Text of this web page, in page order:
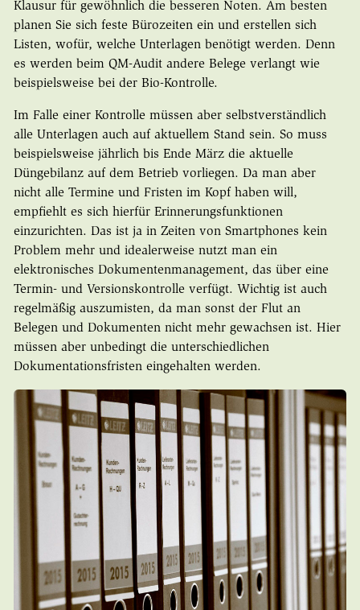
Klausur für gewöhnlich die besseren Noten. Am besten
planen Sie sich feste Bürozeiten ein und erstellen sich
Listen, wofür, welche Unterlagen benötigt werden. Denn
es werden beim QM-Audit andere Belege verlangt wie
beispielsweise bei der Bio-Kontrolle.
Im Falle einer Kontrolle müssen aber selbstverständlich
alle Unterlagen auch auf aktuellem Stand sein. So muss
beispielsweise jährlich bis Ende März die aktuelle
Düngebilanz auf dem Betrieb vorliegen. Da man aber
nicht alle Termine und Fristen im Kopf haben will,
empfiehlt es sich hierfür Erinnerungsfunktionen
einzurichten. Das ist ja in Zeiten von Smartphones kein
Problem mehr und idealerweise nutzt man ein
elektronisches Dokumentenmanagement, das über eine
Termin- und Versionskontrolle verfügt. Wichtig ist auch
regelmäßig auszumisten, da man sonst der Flut an
Belegen und Dokumenten nicht mehr gewachsen ist. Hier
müssen aber unbedingt die unterschiedlichen
Dokumentationsfristen eingehalten werden.